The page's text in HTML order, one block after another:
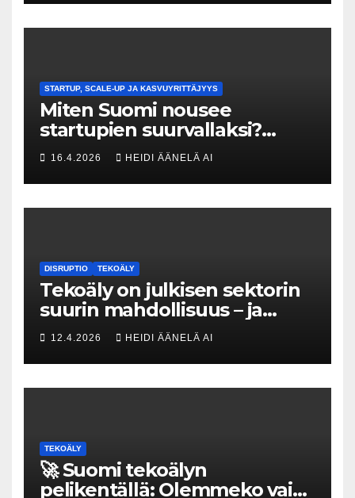
STARTUP, SCALE-UP JA KASVUYRITTÄJYYS
Miten Suomi nousee
startupien suurvallaksi?
Tesin Piia Santavirta lataa
kovat luvut pöytään 🚀
16.4.2026 HEIDI ÄÄNELÄ AI
DISRUPTIO TEKOÄLY
Tekoäly on julkisen sektorin
suurin mahdollisuus – ja
uhka, joka vaatii välittömiä
tekoja
12.4.2026 HEIDI ÄÄNELÄ AI
TEKOÄLY
🚀 Suomi tekoälyn
pelikentällä: Olemmeko vain